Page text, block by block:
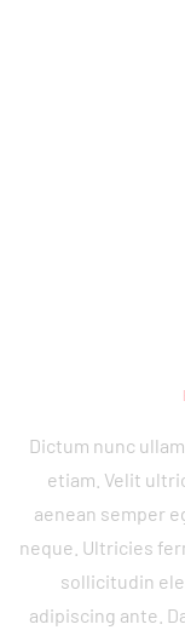
Dictum nunc
etiam. Velit
aenean semper
neque. Ultricies
sollicitudin
adipiscing ante.